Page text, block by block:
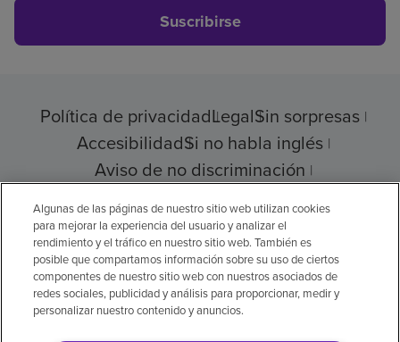
Suscribirse
Política de privacidadLegalSin sorpresas
AccesibilidadSi no habla inglés
Aviso de no discriminación
© 2026 Encompass Health Corporation
Preferencias de cookies
Algunas de las páginas de nuestro sitio web utilizan cookies
para mejorar la experiencia del usuario y analizar el
rendimiento y el tráfico en nuestro sitio web. También es
posible que compartamos información sobre su uso de ciertos
componentes de nuestro sitio web con nuestros asociados de
redes sociales, publicidad y análisis para proporcionar, medir y
personalizar nuestro contenido y anuncios.